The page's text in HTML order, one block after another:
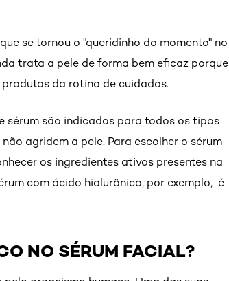
se tornou o "queridinho do momento" no
trata a pele de forma bem eficaz porque
da rotina de cuidados.
sérum são indicados para todos os tipos
agridem a pele. Para escolher o sérum
os ingredientes ativos presentes na
com ácido hialurônico, por exemplo, é
NO SÉRUM FACIAL?